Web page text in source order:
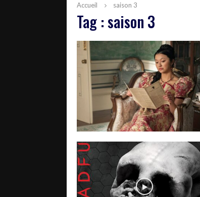
Accueil saison 3
Tag : saison 3